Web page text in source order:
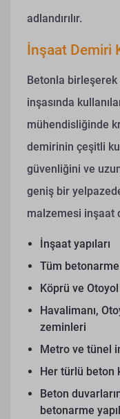
adlandırılır.
İnşaat Demiri
Betonla birleşerek
inşasında
mühendisliğinde
demirinin çeşitli
güvenliğini ve
geniş bir
malzemesi inşaat
İnşaat yapıları
Tüm betonarme
Köprü ve
Havalimanı,
zeminleri
Metro ve tünel
Her türlü beton
Beton
betonarme